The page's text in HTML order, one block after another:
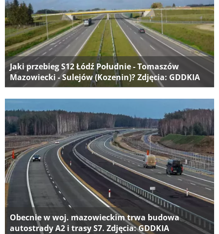
Jaki przebieg S12 Łódź Południe - Tomaszów
Mazowiecki - Sulejów (Kozenin)? Zdjęcia: GDDKIA
Obecnie w woj. mazowieckim trwa budowa
autostrady A2 i trasy S7. Zdjęcia: GDDKIA